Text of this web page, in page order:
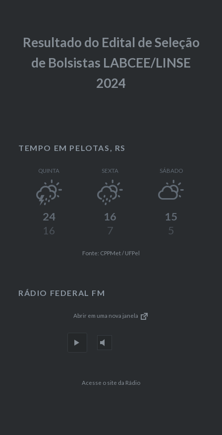
Resultado do Edital de Seleção
de Bolsistas LABCEE/LINSE
2024
TEMPO EM PELOTAS, RS
QUINTA
24
16
SEXTA
16
7
SÁBADO
15
5
Fonte: CPPMet / UFPel
RÁDIO FEDERAL FM
Abrir em uma nova janela
Acesse o site da Rádio